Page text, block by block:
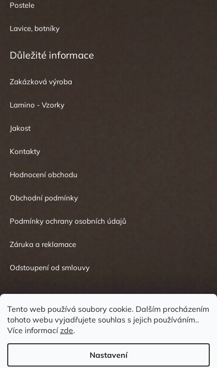
Tento web používá soubory cookie. Dalším procházením
tohoto webu vyjadřujete souhlas s jejich používáním..
Více informacízde.
Nastavení
Postele
Lavice, botníky
Důležité informace
Zakázková výroba
Lamino - Vzorky
Jakost
Kontakty
Hodnocení obchodu
Obchodní podmínky
Podmínky ochrany osobních údajů
Záruka a reklamace
Odstoupení od smlouvy
Kontakt